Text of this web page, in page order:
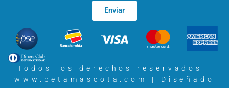
Enviar
Todos los derechos reservados |
www.petamascota.com | Diseñado